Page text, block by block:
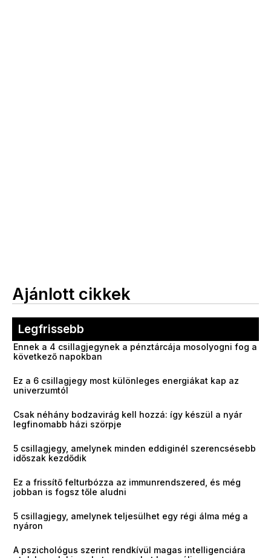
Ajánlott cikkek
Legfrissebb
Ennek a 4 csillagjegynek a pénztárcája mosolyogni fog a
következő napokban
Ez a 6 csillagjegy most különleges energiákat kap az
univerzumtól
Csak néhány bodzavirág kell hozzá: így készül a nyár
legfinomabb házi szörpje
5 csillagjegy, amelynek minden eddiginél szerencsésebb
időszak kezdődik
Ez a frissítő felturbózza az immunrendszered, és még
jobban is fogsz tőle aludni
5 csillagjegy, amelynek teljesülhet egy régi álma még a
nyáron
A pszichológus szerint rendkívül magas intelligenciára